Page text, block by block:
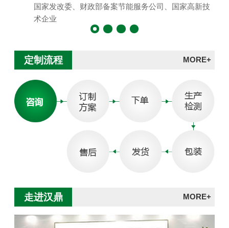
国家发改委、财政部备案节能服务公司、国家高新技
术企业
定制流程 MORE+
走进汉鼎 MORE+